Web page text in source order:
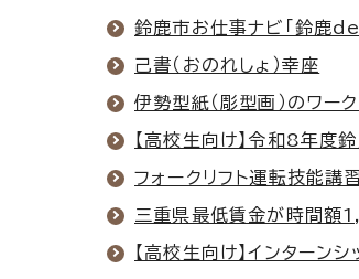
鈴鹿市お仕事ナビ「鈴鹿de
己書（おのれしょ）幸座
伊勢型紙（彫型画）のワー
【高校生向け】令和8年度
フォークリフト運転技能講
三重県最低賃金が時間額
【高校生向け】インターン